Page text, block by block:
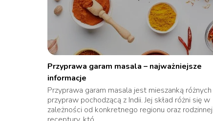
Przyprawa garam masala – najważniejsze
informacje
Przyprawa garam masala jest mieszanką różnych
przypraw pochodzącą z Indii. Jej skład różni się w
zależności od konkretnego regionu oraz rodzinnej